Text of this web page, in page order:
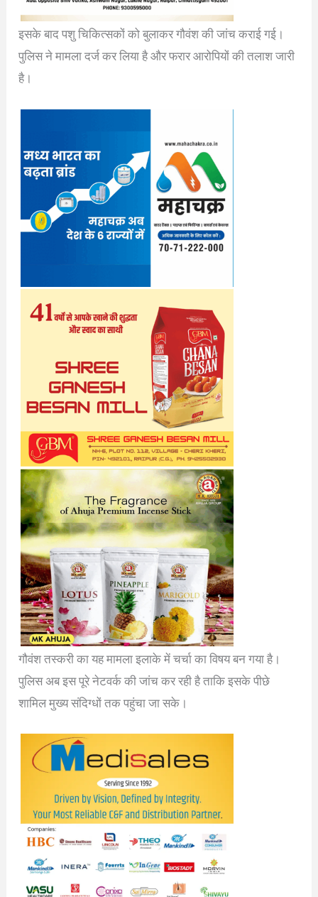
इसके बाद पशु चिकित्सकों को बुलाकर गौवंश की जांच कराई गई।
पुलिस ने मामला दर्ज कर लिया है और फरार आरोपियों की तलाश जारी
है।
गौवंश तस्करी का यह मामला इलाके में चर्चा का विषय बन गया है।
पुलिस अब इस पूरे नेटवर्क की जांच कर रही है ताकि इसके पीछे
शामिल मुख्य संदिग्धों तक पहुंचा जा सके।